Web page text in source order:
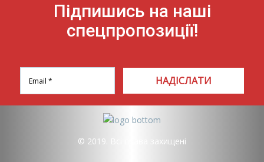
Підпишись на наші
спецпропозиції!
НАДІСЛАТИ
© 2019. Всі права захищені